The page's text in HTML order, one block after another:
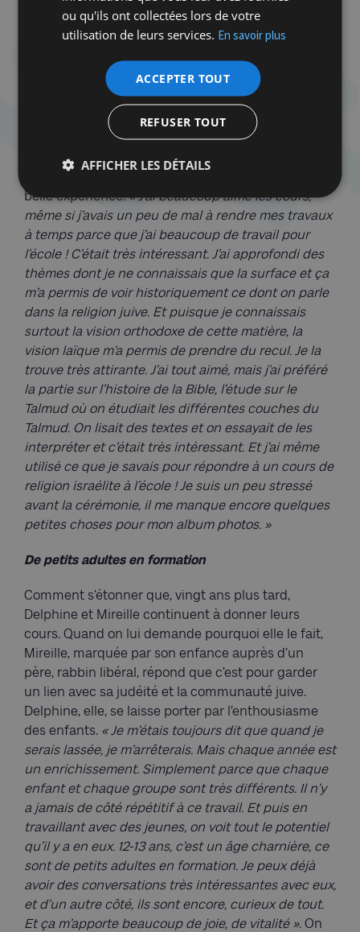
autant de personnes, mais vraiment je suis
La maman de Léa, Anne, approuve. Issue
d’un couple mixte, où son papa est juif, mariée à un
Allemand, elle a pleinement adhéré à la façon de
faire du CCLJ, trouvant que c’était tout à fait en
adéquation avec son parcours et celui de sa fille
« On s’est parfaitement retrouvés dans les valeurs
ajoute-t-elle.
belle expérience.« J’ai beaucoup aimé les cours,
même si j’avais un peu de mal à rendre mes travaux
à temps parce que j’ai beaucoup de travail pour
l’école ! C’était très intéressant. J’ai approfondi des
thèmes dont je ne connaissais que la surface et ça
m’a permis de voir historiquement ce dont on parle
dans la religion juive. Et puisque je connaissais
surtout la vision orthodoxe de cette matière, la
vision laïque m’a permis de prendre du recul. Je la
trouve très attirante. J’ai tout aimé, mais j’ai préféré
la partie sur l’histoire de la Bible, l’étude sur le
Talmud où on étudiait les différentes couches du
Talmud. On lisait des textes et on essayait de les
interpréter et c’était très intéressant. Et j’ai même
utilisé ce que je savais pour répondre à un cours de
religion israélite à l’école ! Je suis un peu stressé
avant la cérémonie, il me manque encore quelques
petites choses pour mon album photos. »
De petits adultes en formation
Comment s’étonner que, vingt ans plus tard,
Delphine et Mireille continuent à donner leurs
cours. Quand on lui demande pourquoi elle le fait,
Mireille, marquée par son enfance auprès d’un
père, rabbin libéral, répond que c’est pour garder
un lien avec sa judéité et la communauté juive.
Delphine, elle, se laisse porter par l’enthousiasme
des enfants. « Je m’étais toujours dit que quand je
serais lassée, je m’arrêterais. Mais chaque année est
un enrichissement. Simplement parce que chaque
enfant et chaque groupe sont très différents. Il n’y
a jamais de côté répétitif à ce travail. Et puis en
travaillant avec des jeunes, on voit tout le potentiel
qu’il y a en eux. 12-13 ans, c’est un âge charnière, ce
sont de petits adultes en formation. Je peux déjà
avoir des conversations très intéressantes avec eux,
et d’un autre côté, ils sont encore, curieux de tout.
Et ça m’apporte beaucoup de joie, de vitalité ». On
ou qu'ils ont collectées lors de votre
utilisation de leurs services. En savoir plus
ACCEPTER TOUT
REFUSER TOUT
AFFICHER LES DÉTAILS